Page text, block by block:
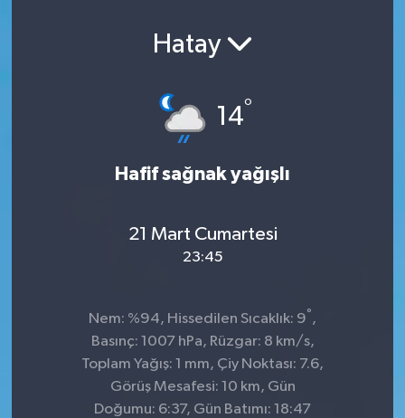
Hatay
14°
Hafif sağnak yağışlı
21 Mart Cumartesi
23:45
Nem: %94, Hissedilen Sıcaklık: 9° ,
Basınç: 1007 hPa, Rüzgar: 8 km/s,
Toplam Yağış: 1 mm, Çiy Noktası: 7.6,
Görüş Mesafesi: 10 km, Gün
Doğumu: 6:37, Gün Batımı: 18:47